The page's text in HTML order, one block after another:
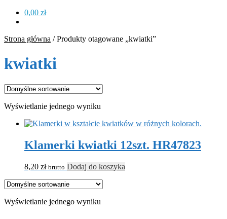
0,00 zł
Strona główna /Produkty otagowane „kwiatki”
kwiatki
Wyświetlanie jednego wyniku
Klamerki kwiatki 12szt. HR47823
8,20 zł brutto Dodaj do koszyka
Wyświetlanie jednego wyniku